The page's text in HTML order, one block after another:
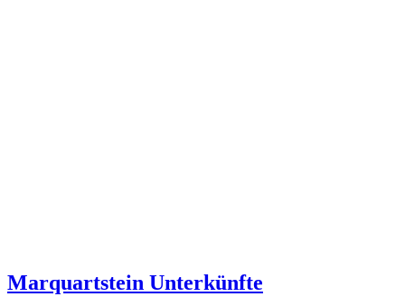
Marquartstein Unterkünfte